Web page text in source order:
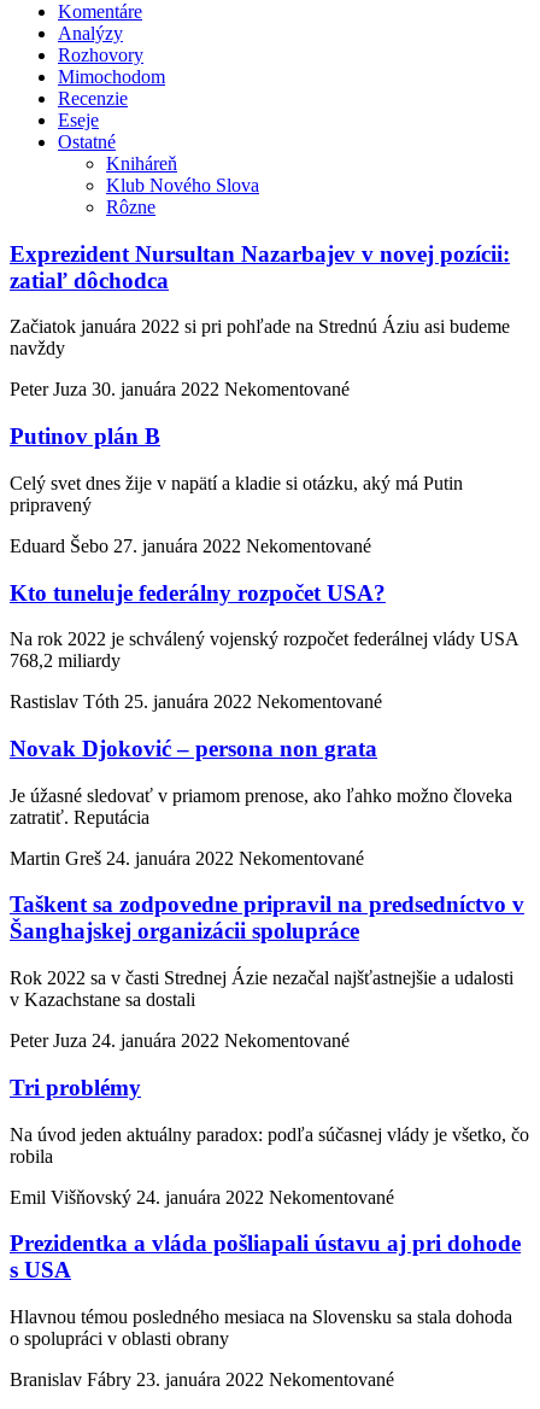
Komentáre
Analýzy
Rozhovory
Mimochodom
Recenzie
Eseje
Ostatné
Kniháreň
Klub Nového Slova
Rôzne
Exprezident Nursultan Nazarbajev v novej pozícii:
zatiaľ dôchodca
Začiatok januára 2022 si pri pohľade na Strednú Áziu asi budeme
navždy
Peter Juza 30. januára 2022 Nekomentované
Putinov plán B
Celý svet dnes žije v napätí a kladie si otázku, aký má Putin
pripravený
Eduard Šebo 27. januára 2022 Nekomentované
Kto tuneluje federálny rozpočet USA?
Na rok 2022 je schválený vojenský rozpočet federálnej vlády USA
768,2 miliardy
Rastislav Tóth 25. januára 2022 Nekomentované
Novak Djoković – persona non grata
Je úžasné sledovať v priamom prenose, ako ľahko možno človeka
zatratiť. Reputácia
Martin Greš 24. januára 2022 Nekomentované
Taškent sa zodpovedne pripravil na predsedníctvo v
Šanghajskej organizácii spolupráce
Rok 2022 sa v časti Strednej Ázie nezačal najšťastnejšie a udalosti
v Kazachstane sa dostali
Peter Juza 24. januára 2022 Nekomentované
Tri problémy
Na úvod jeden aktuálny paradox: podľa súčasnej vlády je všetko, čo
robila
Emil Višňovský 24. januára 2022 Nekomentované
Prezidentka a vláda pošliapali ústavu aj pri dohode
s USA
Hlavnou témou posledného mesiaca na Slovensku sa stala dohoda
o spolupráci v oblasti obrany
Branislav Fábry 23. januára 2022 Nekomentované